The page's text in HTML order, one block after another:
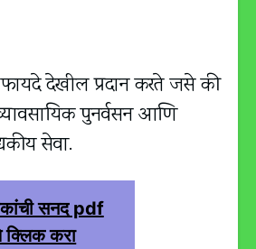
देखील प्रदान करते जसे की
पुनर्वसन आणि
सेवा.
सनद pdf
क्लिक करा